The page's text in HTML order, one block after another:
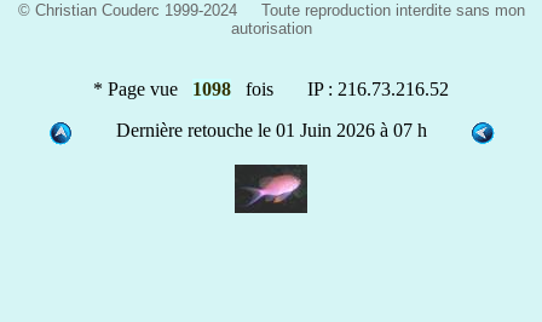
© Christian Couderc 1999-2024 Toute reproduction interdite sans mon
autorisation
* Page vue 1098 fois IP : 216.73.216.52
Dernière retouche le 01 Juin 2026 à 07 h